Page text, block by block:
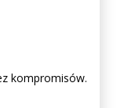
kompromisów.